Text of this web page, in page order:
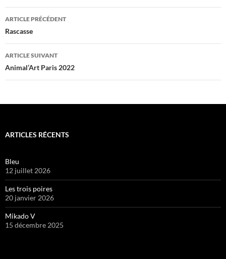
Navigation
des
articles
ARTICLE PRÉCÉDENT
Rascasse
ARTICLE SUIVANT
Animal’Art Paris 2022
ARTICLES RÉCENTS
Bleu
12 juillet 2026
Les trois poires
20 janvier 2026
Mikado V
15 décembre 2025